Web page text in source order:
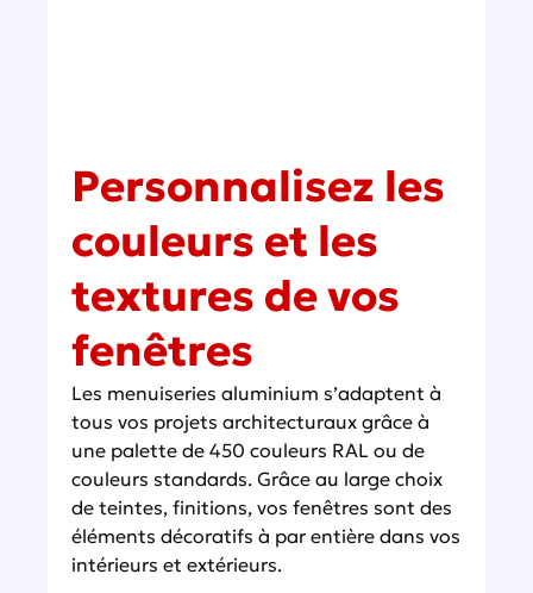
Personnalisez les
couleurs et les
textures de vos
fenêtres
Les menuiseries aluminium s’adaptent à
tous vos projets architecturaux grâce à
une palette de 450 couleurs RAL ou de
couleurs standards. Grâce au large choix
de teintes, finitions, vos fenêtres sont des
éléments décoratifs à par entière dans vos
intérieurs et extérieurs.